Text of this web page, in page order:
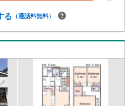
バイスが出来るようになりました。私
は担当営業が物件情報を紹介しており
のご説明、資金計画、税金相談など
る担当課長も同席でご説明させてい
る （通話料無料）